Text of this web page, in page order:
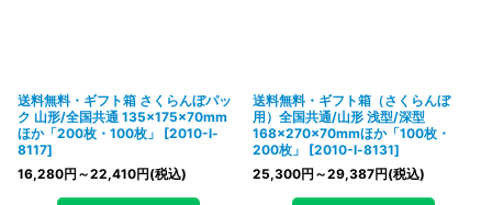
送料無料・ギフト箱 さくらんぼパッ
ク 山形/全国共通 135×175×70mm
ほか「200枚・100枚」
[2010-l-
8117]
16,280円 ～22,410円(税込)
送料無料・ギフト箱（さくらんぼ
用）全国共通/山形 浅型/深型
168×270×70mmほか「100枚・
200枚」
[2010-l-8131]
25,300円 ～29,387円(税込)